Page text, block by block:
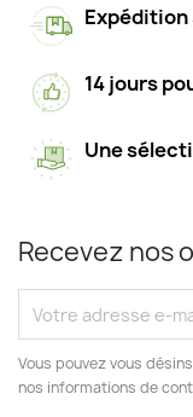
Expédition
14 jours
Une
Recevez nos
Vous pouvez vous
nos informations de